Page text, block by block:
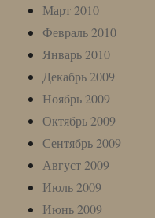
Март 2010
Февраль 2010
Январь 2010
Декабрь 2009
Ноябрь 2009
Октябрь 2009
Сентябрь 2009
Август 2009
Июль 2009
Июнь 2009